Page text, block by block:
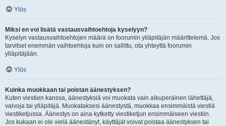
Ylös
Miksi en voi lisätä vastausvaihtoehtoja kyselyyn?
Kyselyn vastausvaihtoehtojen määrä on foorumin ylläpitäjän määrittelemä. Jos
tarvitset enemmän vaihtoehtoja kuin on sallittu, ota yhteyttä foorumin
ylläpitäjään.
Ylös
Kuinka muokkaan tai poistan äänestyksen?
Kuten viestien kanssa, äänestyksiä voi muokata vain alkuperäinen lähettäjä,
valvoja tai ylläpitäjä. Muokataksesi äänestystä, muokkaa ensimmäistä viestiä
viestiketjussa. Äänestys on aina kytketty viestiketjun ensimmäiseen viestiin.
Jos kukaan ei ole vielä äänestänyt, käyttäjät voivat poistaa äänestyksen tai